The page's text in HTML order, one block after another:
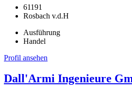
61191
Rosbach v.d.H
Ausführung
Handel
Profil ansehen
Dall'Armi Ingenieure